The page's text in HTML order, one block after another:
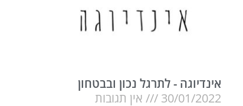
אינדיוגה - לתרגל נכון ובבטחון
30/01/2022
אין תגובות